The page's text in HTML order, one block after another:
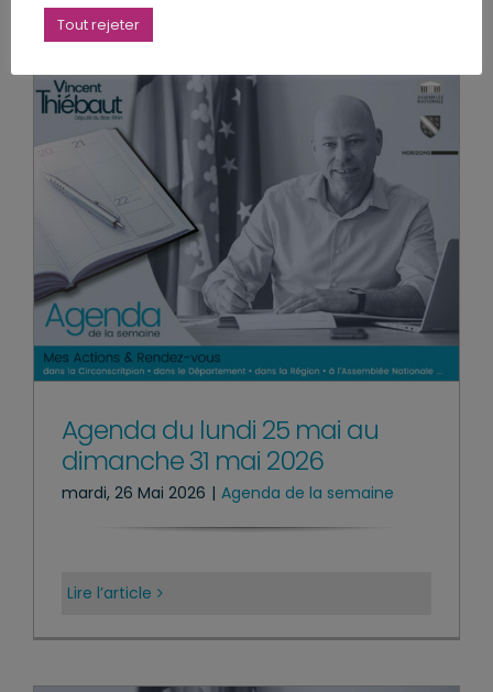
Agenda du lundi 25 mai au
dimanche 31 mai 2026
mardi, 26 Mai 2026 | Agenda de la semaine
Lire l’article
Tout rejeter